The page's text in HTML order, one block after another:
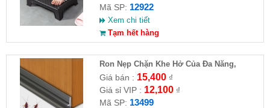
Mã SP: 12922
Xem chi tiết
Tạm hết hàng
Ron Nẹp Chặn Khe Hở Của Đa Năng,
Chống Côn Trùng( HĐ )
Giá bán : 15,400₫
Giá sỉ VIP : 12,100₫
Mã SP: 13499